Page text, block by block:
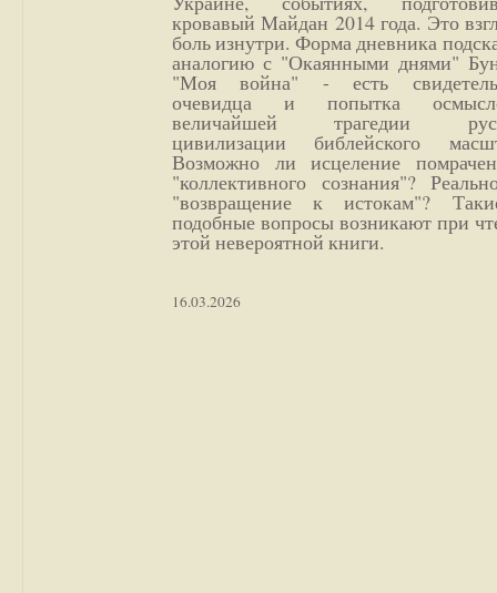
кровавый Майдан 2014 года. Это
боль изнутри. Форма дневника
аналогию с "Окаянными днями"
"Моя война" - есть
очевидца и попытка
величайшей трагедии
цивилизации библейского
Возможно ли исцеление
"коллективного сознания"?
"возвращение к истокам"?
подобные вопросы возникают при
этой невероятной книги.
16.03.2026